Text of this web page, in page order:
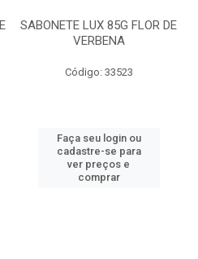
SABONETE LUX 85G FLOR DE
VERBENA
Código: 33523
Faça seu login ou
cadastre-se para
ver preços e
comprar